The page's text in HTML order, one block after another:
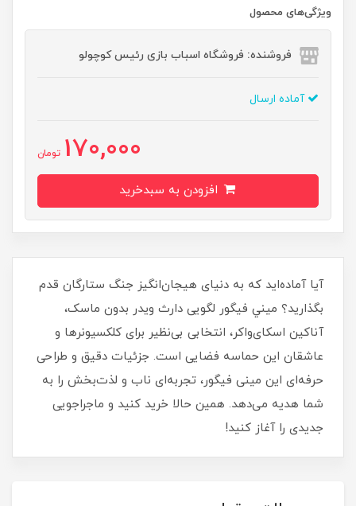
ویژگی‌های محصول
فروشنده: فروشگاه اسباب بازی رئیس کوچولو
آماده ارسال
170,000 تومان
آیا آماده‌اید که به دنیای هیجان‌انگیز جنگ ستارگان قدم
بگذارید؟ ميني فيگور لگويی دارث ويدر بدون ماسک،
آناکین اسکای‌واکر، انتخابی بی‌نظیر برای کلکسیونرها و
عاشقان این حماسه فضایی است. جزئیات دقیق و طراحی
حرفه‌ای این مینی فیگور، تجربه‌ای ناب و لذت‌بخش را به
شما هدیه می‌دهد. همین حالا خرید کنید و ماجراجویی
جدیدی را آغاز کنید!